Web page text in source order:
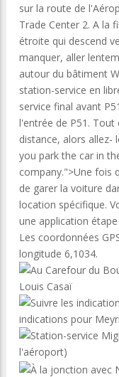
sur la route de
Trade Center 2. A la
étroite qui descend
manquer, aller
autour du bâtiment
station-service en
service final avant
l'entrée de P51. Tout
distance, alors allez-
you park the car in
company.">Une fois
de garer la voiture
location spécifique.
une application
Les coordonnées
longitude 6,1034.